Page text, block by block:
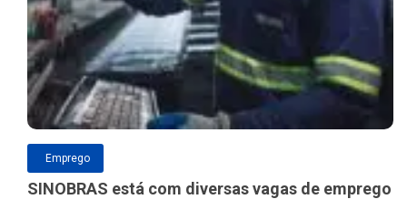
Emprego
SINOBRAS está com diversas vagas de emprego